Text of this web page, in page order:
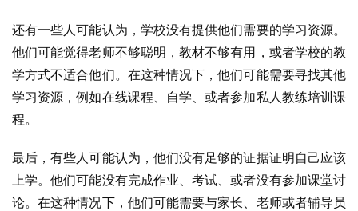
还有一些人可能认为，学校没有提供他们需要的学习资源。
他们可能觉得老师不够聪明，教材不够有用，或者学校的教
学方式不适合他们。在这种情况下，他们可能需要寻找其他
学习资源，例如在线课程、自学、或者参加私人教练培训课
程。
最后，有些人可能认为，他们没有足够的证据证明自己应该
上学。他们可能没有完成作业、考试、或者没有参加课堂讨
论。在这种情况下，他们可能需要与家长、老师或者辅导员